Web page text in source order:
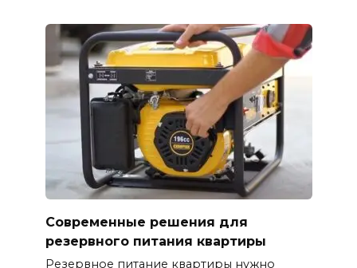
Современные решения для
резервного питания квартиры
Резервное питание квартиры нужно